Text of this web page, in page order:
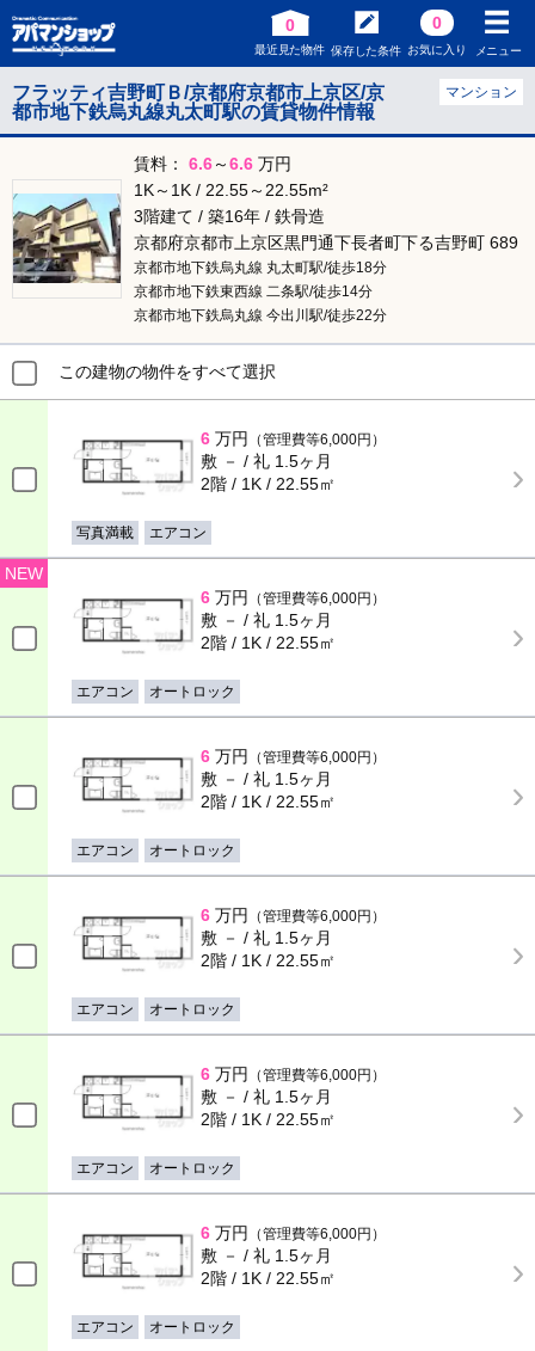
0
最近見た物件 保存した条件
0
お気に入り メニュー
フラッティ吉野町Ｂ/京都府京都市上京区/京
都市地下鉄烏丸線丸太町駅の賃貸物件情報
マンション
賃料： 6.6～6.6 万円
1K～1K / 22.55～22.55m²
3階建て / 築16年 / 鉄骨造
京都府京都市上京区黒門通下長者町下る吉野町 689
京都市地下鉄烏丸線 丸太町駅/徒歩18分
京都市地下鉄東西線 二条駅/徒歩14分
京都市地下鉄烏丸線 今出川駅/徒歩22分
この建物の物件をすべて選択
6 万円 （管理費等6,000円）
敷 － / 礼 1.5ヶ月
2階 / 1K / 22.55㎡
写真満載 エアコン
NEW
6 万円 （管理費等6,000円）
敷 － / 礼 1.5ヶ月
2階 / 1K / 22.55㎡
エアコン オートロック
6 万円 （管理費等6,000円）
敷 － / 礼 1.5ヶ月
2階 / 1K / 22.55㎡
エアコン オートロック
6 万円 （管理費等6,000円）
敷 － / 礼 1.5ヶ月
2階 / 1K / 22.55㎡
エアコン オートロック
6 万円 （管理費等6,000円）
敷 － / 礼 1.5ヶ月
2階 / 1K / 22.55㎡
エアコン オートロック
6 万円 （管理費等6,000円）
敷 － / 礼 1.5ヶ月
2階 / 1K / 22.55㎡
エアコン オートロック